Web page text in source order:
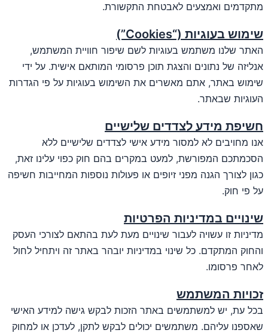
מתקדמים ואמצעים לאבטחת התקשורת.
שימוש בעוגיות (“Cookies”)
האתר שלנו משתמש בעוגיות לשם שיפור חוויית המשתמש,
אנליזה של נתונים והצגת תוכן פרסומי המותאם אישית. על ידי
שימוש באתר, אתם מאשרים את השימוש בעוגיות על פי הגדרות
העוגיות שבאתר.
חשיפת מידע לצדדים שלישיים
אנו מחויבים לא למסור מידע אישי לצדדים שלישיים ללא
הסכמתכם המפורשת, למעט במקרים בהם חוק כפוי עלינו זאת,
כגון לצורך הגנה מפני זיופים או פעולות נוספות המחייבות חשיפה
על פי חוק.
שינויים במדיניות הפרטיות
מדיניות זו עשויה לעבור שינויים מעת לעת בהתאם לצורכי העסק
והחוק המתקדם. כל שינוי במדיניות יובהר באתר זה ויתחיל לחול
לאחר פרסומו.
זכויות המשתמש
בכל עת, יש למשתמשים באתר הזכות לבקש גישה למידע האישי
שאספנו עליהם. משתמשים יכולים לבקש לתקן, לעדכן או למחוק